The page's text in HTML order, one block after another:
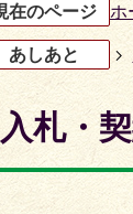
在のページ ホ
あしあと
入札・